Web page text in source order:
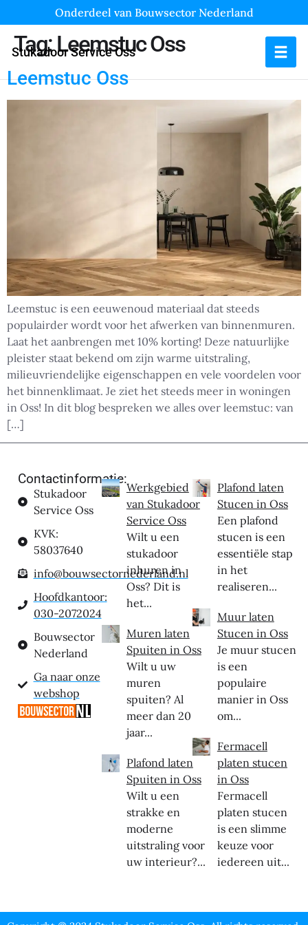
Onderdeel van Bouwsector Nederland
Stukadoor Service Oss
Tag:Leemstuc Oss
Leemstuc Oss
Leemstuc is een eeuwenoud materiaal dat steeds
populairder wordt voor het afwerken van binnenmuren.
Laat het aanbrengen met 10% korting! Deze natuurlijke
pleister staat bekend om zijn warme uitstraling,
milieuvriendelijke eigenschappen en vele voordelen voor
het binnenklimaat. Je ziet het steeds meer in woningen
in Oss! In dit blog bespreken we alles over leemstuc: van
[…]
Contactinformatie:
Stukadoor
Service Oss
KVK:
58037640
info@bouwsectornederland.nl
Hoofdkantoor:
030-2072024
Bouwsector
Nederland
Ga naar onze
webshop
Werkgebied
van Stukadoor
Service Oss
Wilt u een
stukadoor
inhuren in
Oss? Dit is
het...
Muren laten
Spuiten in Oss
Wilt u uw
muren
spuiten? Al
meer dan 20
jaar...
Plafond laten
Spuiten in Oss
Wilt u een
strakke en
moderne
uitstraling voor
uw interieur?...
Plafond laten
Stucen in Oss
Een plafond
stucen is een
essentiële stap
in het
realiseren...
Muur laten
Stucen in Oss
Je muur stucen
is een
populaire
manier in Oss
om...
Fermacell
platen stucen
in Oss
Fermacell
platen stucen
is een slimme
keuze voor
iedereen uit...